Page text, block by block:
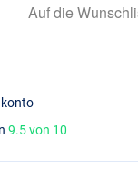
Auf die
9.5 von 10